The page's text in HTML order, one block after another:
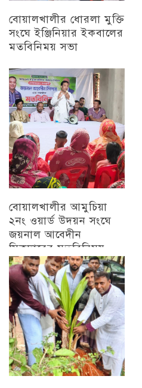
বোয়ালখালীর ধোরলা মুক্তি
সংঘে ইঞ্জিনিয়ার ইকবালের
মতবিনিময় সভা
বোয়ালখালীর আমুচিয়া
২নং ওয়ার্ড উদয়ন সংঘে
জয়নাল আবেদীন
সিকদারের মতবিনিময়
অন্যান্য